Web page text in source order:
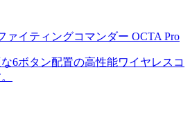
ァイティングコマンダー OCTA Pro
6ボタン配置の高性能ワイヤレスコ